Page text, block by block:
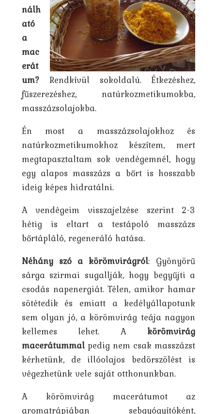
nálh
ató
a
mac
erát
um?Rendkívül sokoldalú. Étkezéshez,
fűszerezéshez, natúrkozmetikumokba,
masszázsolajokba.
Én most a masszázsolajokhoz és
natúrkozmetikumokhoz készítem, mert
megtapasztaltam sok vendégemnél, hogy
egy alapos masszázs a bőrt is hosszabb
ideig képes hidratálni.
A vendégeim visszajelzése szerint 2-3
hétig is eltart a testápoló masszázs
bőrtápláló, regeneráló hatása.
Néhány szó a körömvirágról: Gyönyörű
sárga szirmai sugallják, hogy begyűjti a
csodás napenergiát. Télen, amikor hamar
sötétedik és emiatt a kedélyállapotunk
sem olyan jó, a körömvirág teája nagyon
kellemes lehet. A körömvirág
macerátummalpedig nem csak masszázst
kérhetünk, de illóolajos bedörszölést is
végezhetünk vele saját otthonunkban.
A körömvirág macerátumot az
aromatrápiában sebgyógyítóként,